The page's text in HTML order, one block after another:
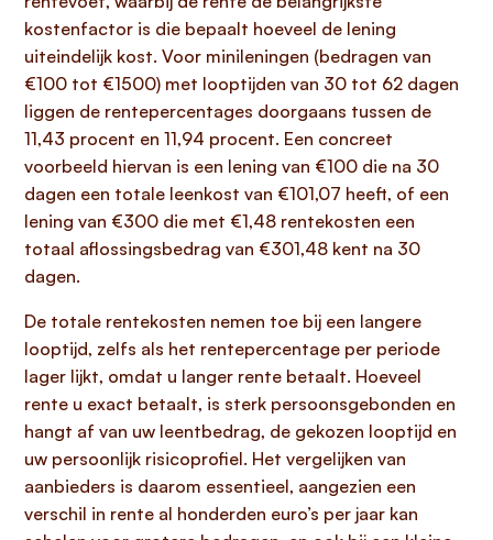
kostenfactor is die bepaalt hoeveel de lening
uiteindelijk kost. Voor minileningen (bedragen van
€100 tot €1500) met looptijden van 30 tot 62 dagen
liggen de rentepercentages doorgaans tussen de
11,43 procent en 11,94 procent. Een concreet
voorbeeld hiervan is een lening van €100 die na 30
dagen een totale leenkost van €101,07 heeft, of een
lening van €300 die met €1,48 rentekosten een
totaal aflossingsbedrag van €301,48 kent na 30
dagen.
De totale rentekosten nemen toe bij een langere
looptijd, zelfs als het rentepercentage per periode
lager lijkt, omdat u langer rente betaalt. Hoeveel
rente u exact betaalt, is sterk persoonsgebonden en
hangt af van uw leentbedrag, de gekozen looptijd en
uw persoonlijk risicoprofiel. Het vergelijken van
aanbieders is daarom essentieel, aangezien een
verschil in rente al honderden euro’s per jaar kan